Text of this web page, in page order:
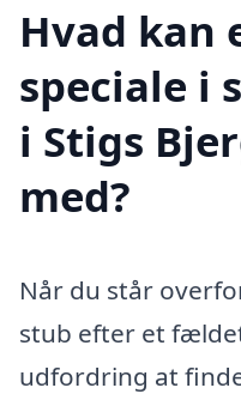
Hvad kan
speciale i
i Stigs
med?
Når du står
stub efter et
udfordring at